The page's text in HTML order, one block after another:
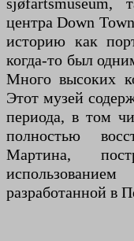
центра Down
историю как
когда-то был
Много высоких
Этот музей
периода, в том
полностью
Мартина,
разработанной в